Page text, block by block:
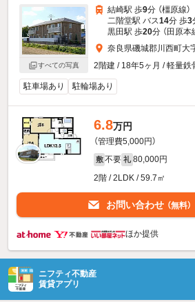
すべての写真
結崎駅 歩9分 （橿原線）
二階堂駅 バス14分 歩3
黒田駅 歩20分 （田原本
奈良県磯城郡川西町大
2階建 / 18年5ヶ月 / 軽量鉄
駐車場あり 駐輪場あり
6.8万円
（管理費5,000円）
敷 不要 礼 80,000円
2階 / 2LDK / 59.7㎡
お問い合わせ （無料）
ほか提供
ニフティ不動産
賃貸アプリ